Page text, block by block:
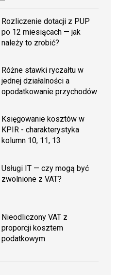
Rozliczenie dotacji z PUP
po 12 miesiącach — jak
należy to zrobić?
Różne stawki ryczałtu w
jednej działalności a
opodatkowanie przychodów
Księgowanie kosztów w
KPIR - charakterystyka
kolumn 10, 11, 13
Usługi IT — czy mogą być
zwolnione z VAT?
Nieodliczony VAT z
proporcji kosztem
podatkowym